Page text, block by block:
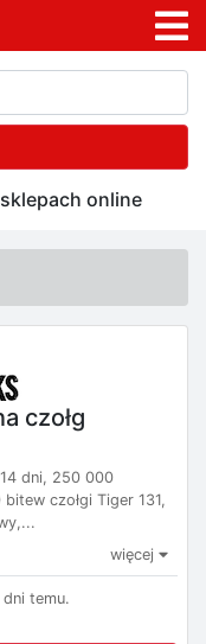
online
czołg
dni, 250 000
czołgi Tiger 131,
więcej
temu.